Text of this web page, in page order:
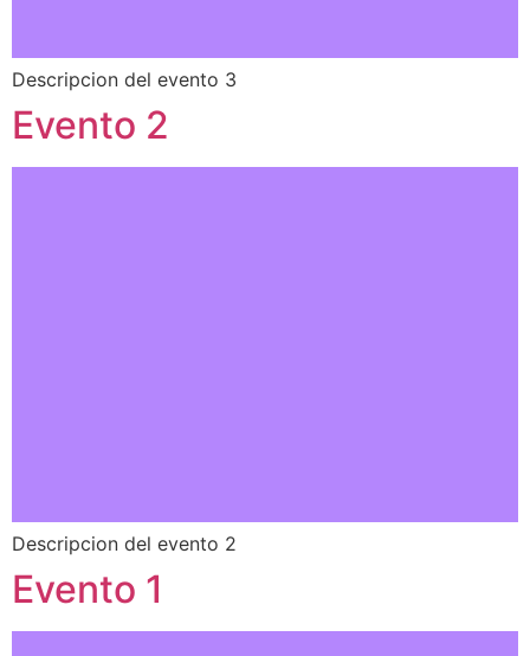
Descripcion del evento 3
Evento 2
Descripcion del evento 2
Evento 1